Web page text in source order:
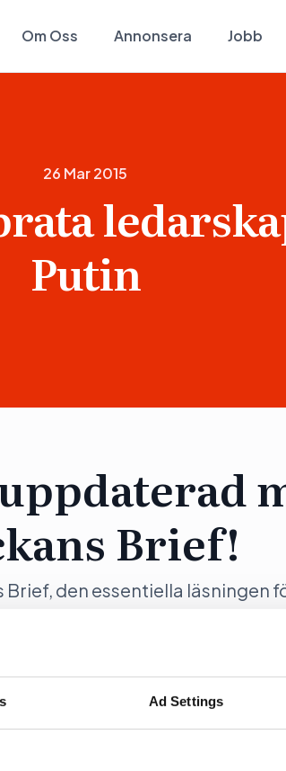
Ad Settings
Om Oss Annonsera Jobb
26 Mar 2015
Putin
Brief!
Brief, den essentiella läsningen